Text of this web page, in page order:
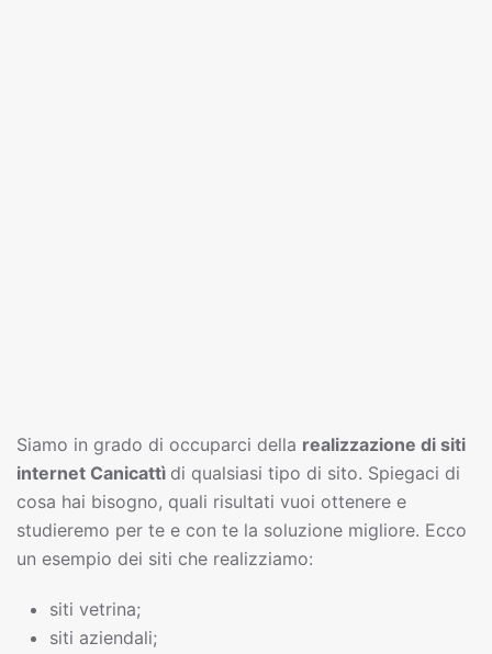
Siamo in grado di occuparci della realizzazione di siti
internet Canicattì di qualsiasi tipo di sito. Spiegaci di
cosa hai bisogno, quali risultati vuoi ottenere e
studieremo per te e con te la soluzione migliore. Ecco
un esempio dei siti che realizziamo:
siti vetrina;
siti aziendali;